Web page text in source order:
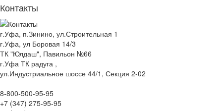
Контакты
г.Уфа, п.Зинино, ул.Строительная 1
г.Уфа, ул Боровая 14/3
ТК "Юлдаш", Павильон №66
г.Уфа ТК радуга ,
ул.Индустриальное шоссе 44/1, Секция 2-02
8-800-500-95-95
+7 (347) 275-95-95